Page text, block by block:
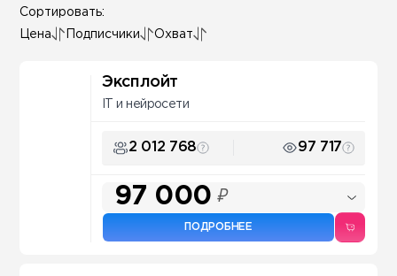
Сортировать:
Цена Подписчики Охват
Эксплойт
IT и нейросети
2 012 768 97 717
97 000 ₽
ПОДРОБНЕЕ